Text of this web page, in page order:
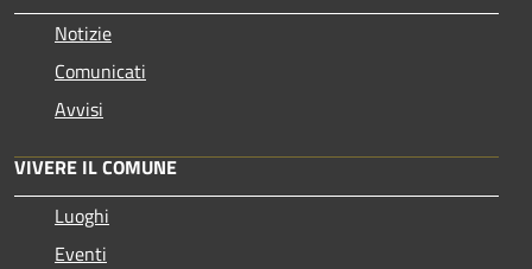
Notizie
Comunicati
Avvisi
VIVERE IL COMUNE
Luoghi
Eventi